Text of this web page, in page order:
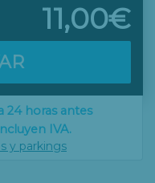
11,00€
24 horas antes
IVA.
y parkings